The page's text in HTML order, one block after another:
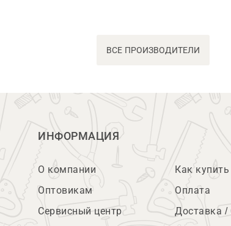
ВСЕ ПРОИЗВОДИТЕЛИ
ИНФОРМАЦИЯ
О компании
Оптовикам
Сервисный центр
Как купить
Оплата
Доставка